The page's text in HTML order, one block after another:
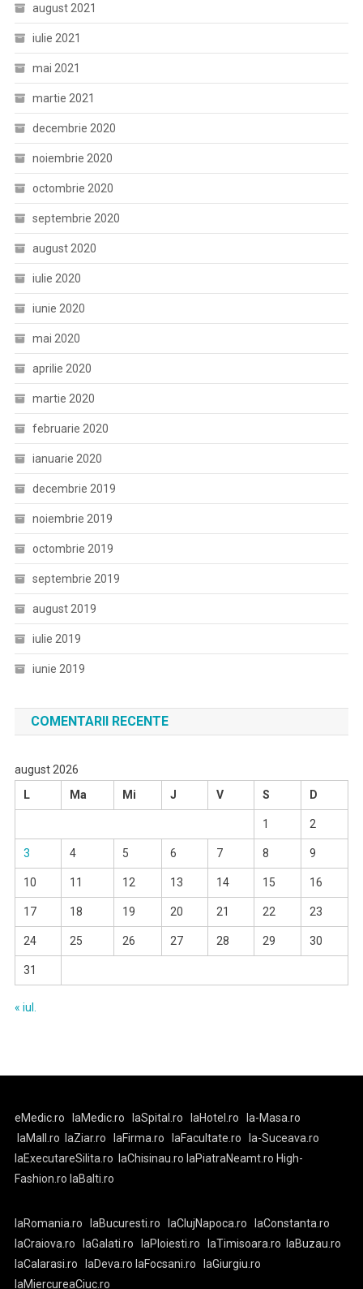
august 2021
iulie 2021
mai 2021
martie 2021
decembrie 2020
noiembrie 2020
octombrie 2020
septembrie 2020
august 2020
iulie 2020
iunie 2020
mai 2020
aprilie 2020
martie 2020
februarie 2020
ianuarie 2020
decembrie 2019
noiembrie 2019
octombrie 2019
septembrie 2019
august 2019
iulie 2019
iunie 2019
COMENTARII RECENTE
august 2026
L
Ma Mi J V S D
1 2
3 4 5 6 7 8 9
10 11 12 13 14 15 16
17 18 19 20 21 22 23
24 25 26 27 28 29 30
31
« iul.
eMedic.ro laMedic.ro laSpital.ro laHotel.ro
la-Masa.ro
laMall.ro
laZiar.ro laFirma.ro laFacultate.ro
la-Suceava.ro
laExecutareSilita.ro
laChisinau.ro laPiatraNeamt.ro High-
Fashion.ro laBalti.ro
laRomania.ro laBucuresti.ro laClujNapoca.ro
laConstanta.ro
laCraiova.ro
laGalati.ro laPloiesti.ro laTimisoara.ro
laBuzau.ro
laCalarasi.ro
laDeva.ro laFocsani.ro
laGiurgiu.ro
laMiercureaCiuc.ro